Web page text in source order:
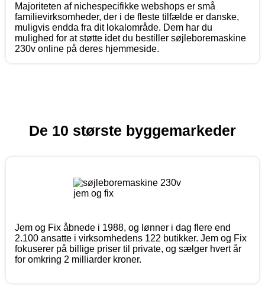
Majoriteten af nichespecifikke webshops er små
familievirksomheder, der i de fleste tilfælde er danske,
muligvis endda fra dit lokalområde. Dem har du
mulighed for at støtte idet du bestiller søjleboremaskine
230v online på deres hjemmeside.
De 10 største byggemarkeder
Jem og Fix åbnede i 1988, og lønner i dag flere end
2.100 ansatte i virksomhedens 122 butikker. Jem og Fix
fokuserer på billige priser til private, og sælger hvert år
for omkring 2 milliarder kroner.